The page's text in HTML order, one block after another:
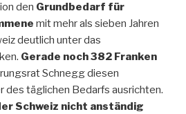
den Grundbedarf für
mit mehr als sieben Jahren
deutlich unter das
Gerade noch 382 Franken
Schnegg diesen
des täglichen Bedarfs ausrichten.
Schweiz nicht anständig